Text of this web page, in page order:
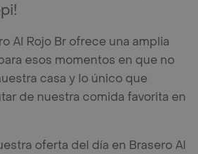
Al Rojo Br ofrece una amplia
esos momentos en que no
casa y lo único que
de nuestra comida favorita en
oferta del día en Brasero Al